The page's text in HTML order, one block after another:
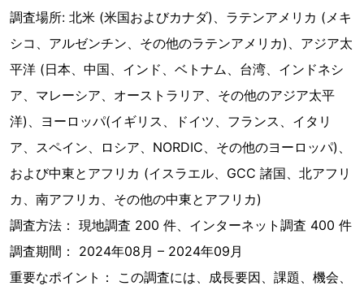
調査場所: 北米 (米国およびカナダ)、ラテンアメリカ (メキ
シコ、アルゼンチン、その他のラテンアメリカ)、アジア太
平洋 (日本、中国、インド、ベトナム、台湾、インドネシ
ア、マレーシア、オーストラリア、その他のアジア太平
洋)、ヨーロッパ(イギリス、ドイツ、フランス、イタリ
ア、スペイン、ロシア、NORDIC、その他のヨーロッパ)、
および中東とアフリカ (イスラエル、GCC 諸国、北アフリ
カ、南アフリカ、その他の中東とアフリカ)
調査方法： 現地調査 200 件、インターネット調査 400 件
調査期間： 2024年08月 – 2024年09月
重要なポイント： この調査には、成長要因、課題、機会、